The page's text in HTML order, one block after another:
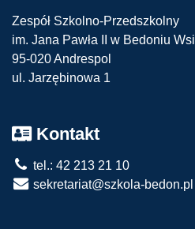
Zespół Szkolno-Przedszkolny
im. Jana Pawła II w Bedoniu Wsi
95-020 Andrespol
ul. Jarzębinowa 1
Kontakt
tel.: 42 213 21 10
sekretariat@szkola-bedon.pl